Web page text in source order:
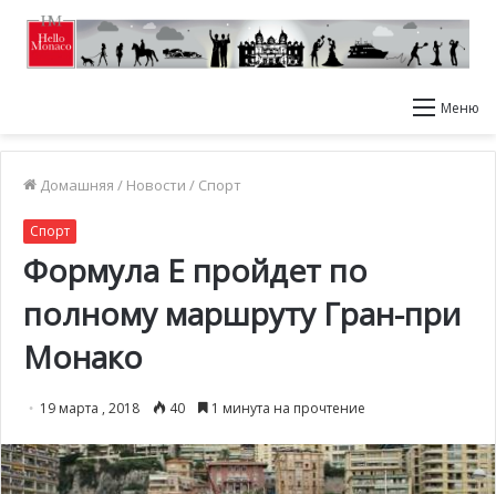
Меню
Домашняя / Новости / Спорт
Спорт
Формула Е пройдет по
полному маршруту Гран-при
Монако
19 марта , 2018 40 1 минута на прочтение